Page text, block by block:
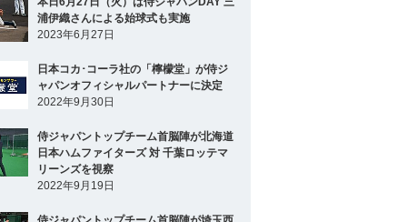
浦伊織さんによる始球式も実施
2023年6月27日
日本コカ･コーラ社の「檸檬堂」が侍ジ
ャパンオフィシャルパートナーに決定
2022年9月30日
侍ジャパントップチーム首脳陣が北海道
日本ハムファイターズ 対 千葉ロッテマ
リーンズを視察
2022年9月19日